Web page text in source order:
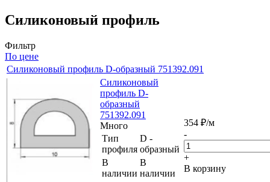
Силиконовый профиль
Фильтр
По цене
Силиконовый профиль D-образный 751392.091
Силиконовый
профиль D-
образный
751392.091
Много
Тип
профиля
D -
образный
В
наличии
В
наличии
354 ₽/м
-
+
В корзину